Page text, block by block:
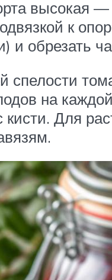
высокая
к
и обрезать
спелости
на
Для